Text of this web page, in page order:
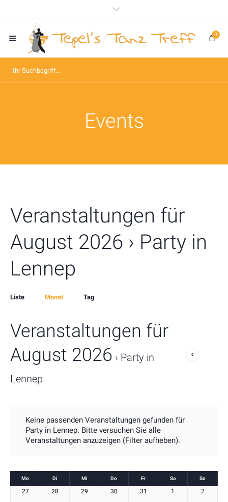
0
Events
Veranstaltungen für
August 2026 › Party in
Lennep
Event
Navigation
Liste Monat Tag
Veranstaltungen für
August 2026 › Party in
Lennep
Keine passenden Veranstaltungen gefunden für
Party in Lennep. Bitte versuchen Sie alle
Veranstaltungen anzuzeigen (Filter aufheben).
Kalender
Kalender
Mo Di Mi Do Fr Sa So
27 28 29 30 31 1 2